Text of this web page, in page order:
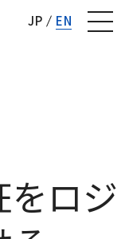
JP EN
をロジ